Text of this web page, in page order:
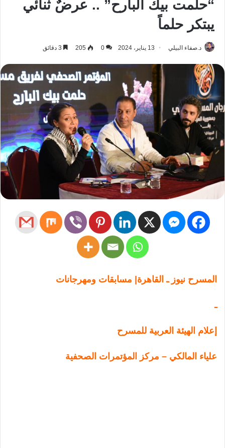
“حلمت بيك البارح” .. عرضٌ ثنائي
يبتكر حلماً
د.صفاء البيلي 13 يناير، 2024 0
205
المسرح نيوز ـ القاهرة| مسابقات ومهرجانات
ـ
إعلام الهيئة العربية للمسرح
علياء المالكي – مركز المؤتمرات الصحفية